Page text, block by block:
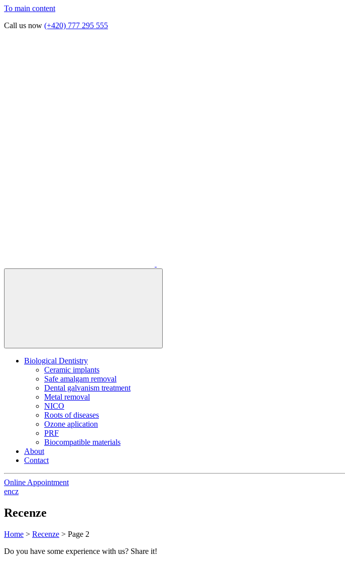
To main content
Call us now (+420) 777 295 555
Biological Dentistry
Ceramic implants
Safe amalgam removal
Dental galvanism treatment
Metal removal
NICO
Roots of diseases
Ozone aplication
PRF
Biocompatible materials
About
Contact
Online Appointment
encz
Recenze
Home > Recenze > Page 2
Do you have some experience with us? Share it!